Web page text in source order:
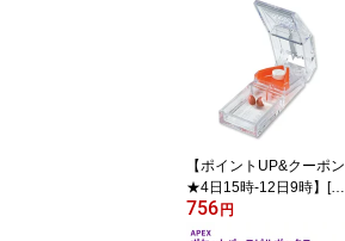
トラオメガ3 EPA&DHA
サプリメント 180粒 NO
W Foods Ultra Omega-3
ソフトジェル エイコサペ
ンタエン酸 ドコサヘキサ
エン酸 約6ヶ月分 単品 セ
【ポイントUP&クーポン
★4日15時-12日9時】[切
って飲みやすく♪]Apex デ
ラックス ピルカッター A
756 円